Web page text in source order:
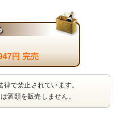
円 完売
で禁止されています。
酒類を販売しません。